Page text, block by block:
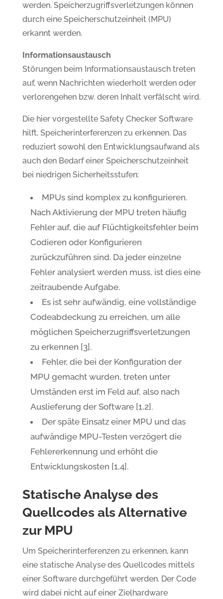
werden. Speicherzugriffsverletzungen können
durch eine Speicherschutzeinheit (MPU)
erkannt werden.
Informationsaustausch
Störungen beim Informationsaustausch treten
auf, wenn Nachrichten wiederholt werden oder
verlorengehen bzw. deren Inhalt verfälscht wird.
Die hier vorgestellte Safety Checker Software
hilft, Speicherinterferenzen zu erkennen. Das
reduziert sowohl den Entwicklungsaufwand als
auch den Bedarf einer Speicherschutzeinheit
bei niedrigen Sicherheitsstufen:
MPUs sind komplex zu konfigurieren.
Nach Aktivierung der MPU treten häufig
Fehler auf, die auf Flüchtigkeitsfehler beim
Codieren oder Konfigurieren
zurückzuführen sind. Da jeder einzelne
Fehler analysiert werden muss, ist dies eine
zeitraubende Aufgabe.
Es ist sehr aufwändig, eine vollständige
Codeabdeckung zu erreichen, um alle
möglichen Speicherzugriffsverletzungen
zu erkennen [3].
Fehler, die bei der Konfiguration der
MPU gemacht wurden, treten unter
Umständen erst im Feld auf, also nach
Auslieferung der Software [1,2].
Der späte Einsatz einer MPU und das
aufwändige MPU-Testen verzögert die
Fehlererkennung und erhöht die
Entwicklungskosten [1,4].
Statische Analyse des
Quellcodes als Alternative
zur MPU
Um Speicherinterferenzen zu erkennen, kann
eine statische Analyse des Quellcodes mittels
einer Software durchgeführt werden. Der Code
wird dabei nicht auf einer Zielhardware